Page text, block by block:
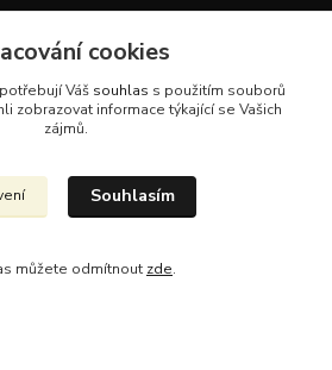
cookies
Váš souhlas s použitím souborů
zobrazovat informace týkající se Vašich
zájmů.
Souhlasím
můžete odmítnout zde.